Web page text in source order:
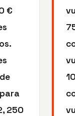
€
250